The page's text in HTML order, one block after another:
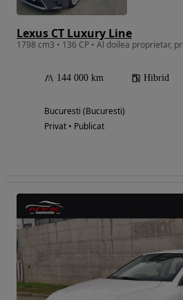
Lexus CT Luxury Line
1798 cm3 • 136 CP • Al doilea proprietar,
144 000 km Hibrid
Bucuresti (Bucuresti)
Privat • Publicat